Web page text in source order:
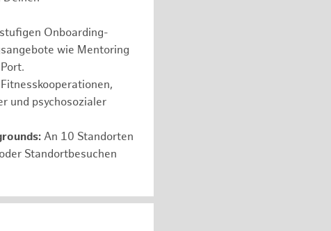
Onboarding-
wie Mentoring
und psychosozialer
An 10 Standorten
Standortbesuchen